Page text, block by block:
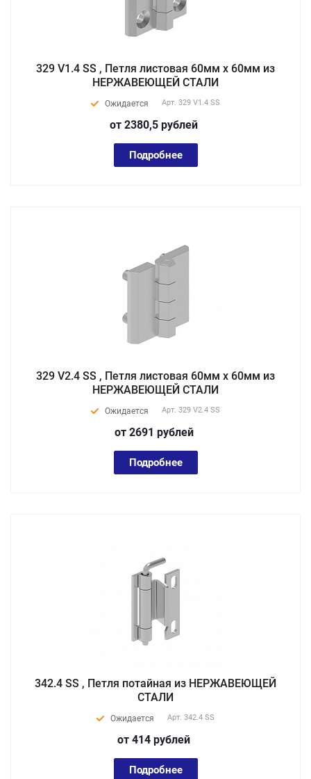
329 V1.4 SS , Петля листовая 60мм х 60мм из
НЕРЖАВЕЮЩЕЙ СТАЛИ
Ожидается Арт. 329 V1.4 SS
от 2380,5 рублей
Подробнее
329 V2.4 SS , Петля листовая 60мм х 60мм из
НЕРЖАВЕЮЩЕЙ СТАЛИ
Ожидается Арт. 329 V2.4 SS
от 2691 рублей
Подробнее
342.4 SS , Петля потайная из НЕРЖАВЕЮЩЕЙ
СТАЛИ
Ожидается Арт. 342.4 SS
от 414 рублей
Подробнее